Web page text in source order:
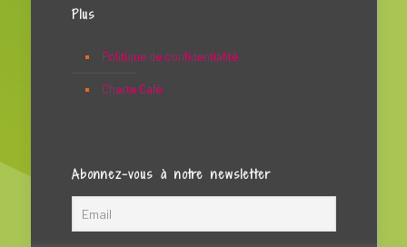
Plus
Politique de confidentialité
Charte Café
Abonnez-vous à notre newsletter